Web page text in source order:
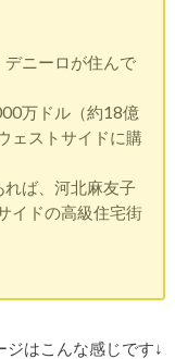
ニーロが住んで
万ドル（約18億
ェストサイドに購
ば、河北麻友子
イドの高級住宅街
はこんな感じです↓